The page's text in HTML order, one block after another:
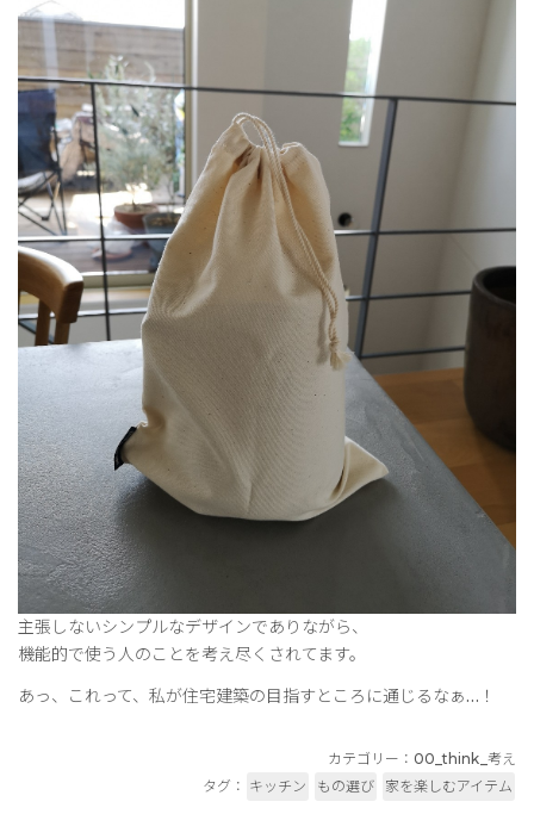
主張しないシンプルなデザインでありながら、
機能的で使う人のことを考え尽くされてます。
あっ、これって、私が住宅建築の目指すところに通じるなぁ…！
カテゴリー： 00_think_考え
タグ： キッチン もの選び 家を楽しむアイテム